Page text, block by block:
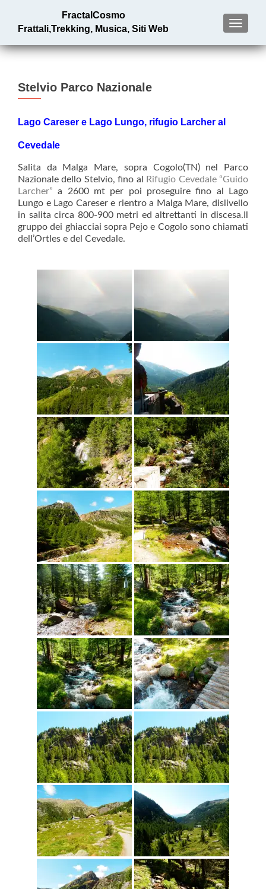
MENU
FractalCosmo
Frattali,Trekking, Musica, Siti Web
Stelvio Parco Nazionale
Lago Careser e Lago Lungo, rifugio Larcher al
Cevedale
Salita da Malga Mare, sopra Cogolo(TN) nel Parco
Nazionale dello Stelvio, fino al
Rifugio Cevedale “Guido
Larcher” a 2600 mt per poi proseguire fino al Lago
Lungo e Lago Careser e rientro a Malga Mare, dislivello
in salita circa 800-900 metri ed altrettanti in discesa.Il
gruppo dei ghiacciai sopra Pejo e Cogolo sono chiamati
dell’Ortles e del Cevedale.